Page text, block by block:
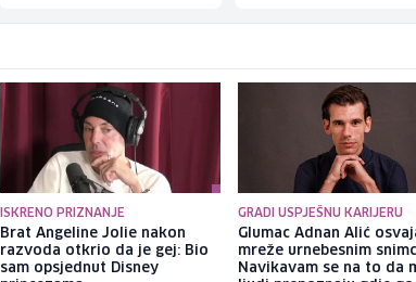
ISKRENO PRIZNANJE
Brat Angeline Jolie nakon
razvoda otkrio da je gej: Bio
sam opsjednut Disney
GRADI USPJEŠNU KARIJERU
Glumac Adnan Alić
mreže urnebesnim
Navikavam se na to da